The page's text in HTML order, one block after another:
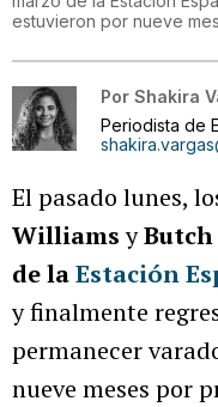
estuvieron por nueve
Por Shakira
Periodista de
El pasado lunes,
Williamsy
de laEstación
y finalmente
permanecer
nueve meses por